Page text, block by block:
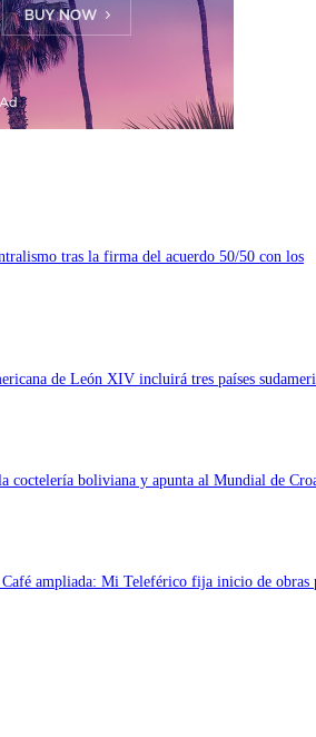
tras la firma del acuerdo 50/50 con los
de León XIV incluirá tres países
coctelería boliviana y apunta al Mundial de
ampliada: Mi Teleférico fija inicio de obras